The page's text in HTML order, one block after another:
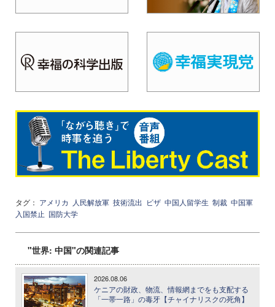
タグ： アメリカ 人民解放軍 技術流出 ビザ 中国人留学生 制裁 中国軍
入国禁止 国防大学
"世界: 中国"の関連記事
2026.08.06
ケニアの財政、物流、情報網までをも支配する
「一帯一路」の毒牙【チャイナリスクの死角】